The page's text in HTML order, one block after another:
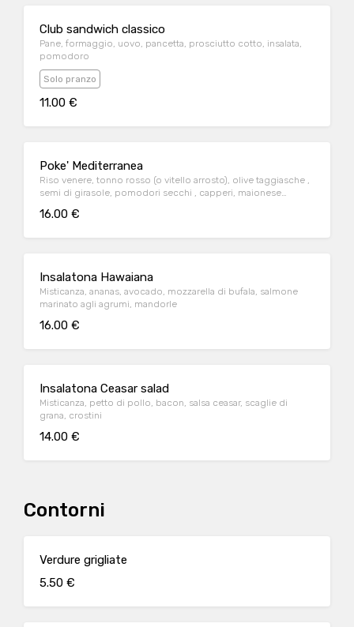
Club sandwich classico
Pane, formaggio, uovo, pancetta, prosciutto cotto, insalata,
pomodoro
Solo pranzo
11.00 €
Poke' Mediterranea
Riso venere, tonno rosso (o vitello arrosto), olive taggiasche ,
semi di girasole, pomodori secchi , capperi, maionese
16.00 €
Insalatona Hawaiana
Misticanza, ananas, avocado, mozzarella di bufala, salmone
marinato agli agrumi, mandorle
16.00 €
Insalatona Ceasar salad
Misticanza, petto di pollo, bacon, salsa ceasar, scaglie di
grana, crostini
14.00 €
Contorni
Verdure grigliate
5.50 €